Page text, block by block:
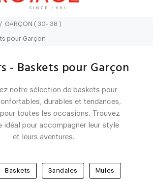
GARÇON ( 30- 38 )
pour Garçon
- Baskets pour Garçon
notre sélection de baskets pour
durables et tendances,
toutes les occasions. Trouvez
idéal pour accompagner leur style
et leurs aventures.
Baskets Sandales Mules